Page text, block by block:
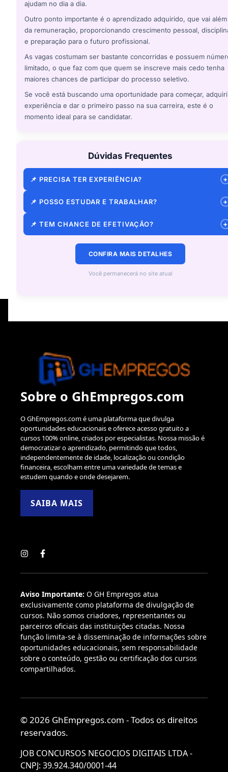
ajudam no dia a dia.
Outro ponto importante é o aprendizado adquirido, que vai além
da remuneração, proporcionando crescimento pessoal,
e preparação para o futuro profissional.
As vagas costumam ser bastante concorridas e possuem
limitado, o que faz com que quem se inscreve mais cedo tenha
maiores chances de participar do processo seletivo.
Se você está buscando uma oportunidade para começar,
experiência e dar o primeiro passo na sua carreira, este é o
momento ideal para se candidatar.
Dúvidas Frequentes
📌 PRECISA TER EXPERIÊNCIA? +
começando.
📌 POSSO ESTUDAR E TRABALHAR? +
Sim. A carga horária é reduzida para conciliar com os estudos.
📌 TEM CHANCE DE EFETIVAÇÃO? +
mas a experiência ajuda muito no futuro.
CONFIRA MAIS DETALHES
Você permanecerá no site atual
Sobre o GhEmpregos.com
O GhEmpregos.com é uma plataforma que divulga
oportunidades educacionais e oferece acesso gratuito a
cursos 100% online, criados por especialistas. Nossa missão é
democratizar o aprendizado, permitindo que todos,
independentemente de idade, localização ou condição
financeira, escolham entre uma variedade de temas e
estudem quando e onde desejarem.
SAIBA MAIS
Aviso Importante: O GH Empregos atua
exclusivamente como plataforma de divulgação de
cursos. Não somos criadores, representantes ou
parceiros oficiais das instituições citadas. Nossa
função limita-se à disseminação de informações sobre
oportunidades educacionais, sem responsabilidade
sobre o conteúdo, gestão ou certificação dos cursos
compartilhados.
© 2026 GhEmpregos.com - Todos os direitos
reservados.
JOB CONCURSOS NEGOCIOS DIGITAIS LTDA -
CNPJ: 39.924.340/0001-44